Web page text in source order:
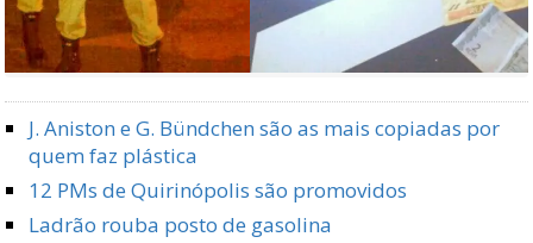
J. Aniston e G. Bündchen são as mais copiadas por
quem faz plástica
12 PMs de Quirinópolis são promovidos
Ladrão rouba posto de gasolina